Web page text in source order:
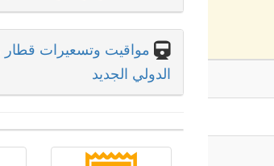
مواقيت وتسعيرات قطار
الدولي الجديد